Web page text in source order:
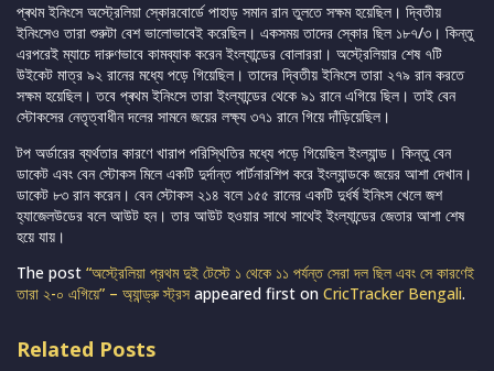
প্ৰথম ইনিংসে অস্ট্রেলিয়া স্কোরবোর্ডে পাহাড় সমান রান তুলতে সক্ষম হয়েছিল। দ্বিতীয়
ইনিংসেও তারা শুরুটা বেশ ভালোভাবেই করেছিল। একসময় তাদের স্কোর ছিল ১৮৭/৩। কিন্তু
এরপরেই ম্যাচে দারুণভাবে কামব্যাক করেন ইংল্যান্ডের বোলাররা। অস্ট্রেলিয়ার শেষ ৭টি
উইকেট মাত্র ৯২ রানের মধ্যে পড়ে গিয়েছিল। তাদের দ্বিতীয় ইনিংসে তারা ২৭৯ রান করতে
সক্ষম হয়েছিল। তবে প্ৰথম ইনিংসে তারা ইংল্যান্ডের থেকে ৯১ রানে এগিয়ে ছিল। তাই বেন
স্টোকসের নেতৃত্বাধীন দলের সামনে জয়ের লক্ষ্য ৩৭১ রানে গিয়ে দাঁড়িয়েছিল।
টপ অর্ডারের ব্যর্থতার কারণে খারাপ পরিস্থিতির মধ্যে পড়ে গিয়েছিল ইংল্যান্ড। কিন্তু বেন
ডাকেট এবং বেন স্টোকস মিলে একটি দুর্দান্ত পার্টনারশিপ করে ইংল্যান্ডকে জয়ের আশা দেখান।
ডাকেট ৮৩ রান করেন। বেন স্টোকস ২১৪ বলে ১৫৫ রানের একটি দুর্ধর্ষ ইনিংস খেলে জশ
হ্যাজেলউডের বলে আউট হন। তার আউট হওয়ার সাথে সাথেই ইংল্যান্ডের জেতার আশা শেষ
হয়ে যায়।
The post “অস্ট্রেলিয়া প্রথম দুই টেস্টে ১ থেকে ১১ পর্যন্ত সেরা দল ছিল এবং সে কারণেই
তারা ২-০ এগিয়ে” – অ্যান্ড্রু স্ট্রস appeared first on CricTracker Bengali.
Related Posts